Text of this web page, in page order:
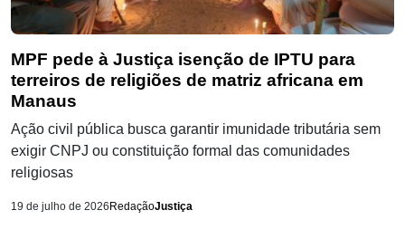
MPF pede à Justiça isenção de IPTU para
terreiros de religiões de matriz africana em
Manaus
Ação civil pública busca garantir imunidade tributária sem
exigir CNPJ ou constituição formal das comunidades
religiosas
19 de julho de 2026 RedaçãoJustiça